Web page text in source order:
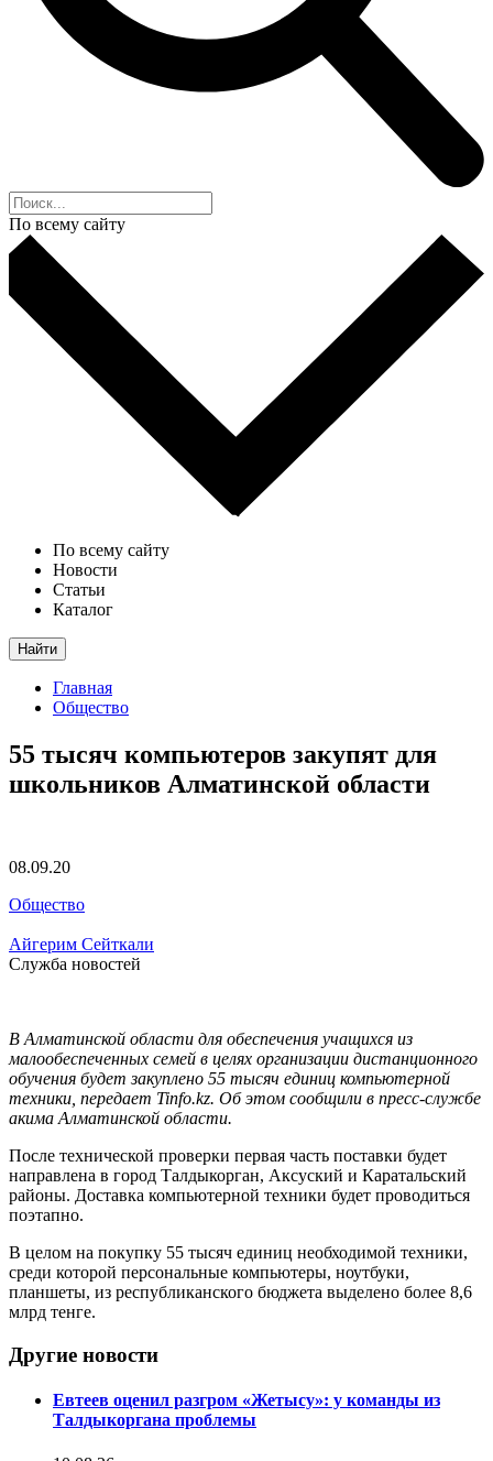
По всему сайту
По всему сайту
Новости
Статьи
Каталог
Найти
Главная
Общество
55 тысяч компьютеров закупят для
школьников Алматинской области
08.09.20
Общество
Айгерим Сейткали
Служба новостей
В Алматинской области для обеспечения учащихся из
малообеспеченных семей в целях организации дистанционного
обучения будет закуплено 55 тысяч единиц компьютерной
техники, передает Tinfo.kz. Об этом сообщили в пресс-службе
акима Алматинской области.
После технической проверки первая часть поставки будет
направлена в город Талдыкорган, Аксуский и Каратальский
районы. Доставка компьютерной техники будет проводиться
поэтапно.
В целом на покупку 55 тысяч единиц необходимой техники,
среди которой персональные компьютеры, ноутбуки,
планшеты, из республиканского бюджета выделено более 8,6
млрд тенге.
Другие новости
Евтеев оценил разгром «Жетысу»: у команды из
Талдыкоргана проблемы